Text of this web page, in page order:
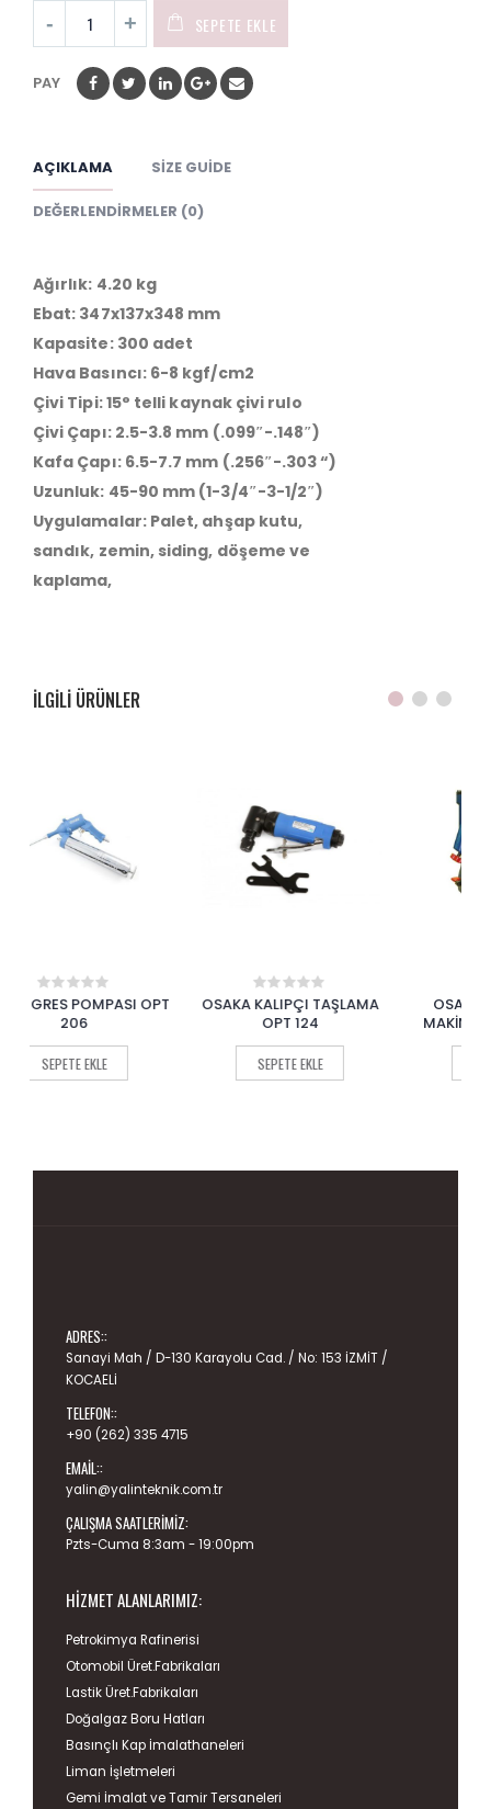
SEPETE EKLE
PAY
AÇIKLAMA SIZE GUIDE
DEĞERLENDIRMELER (0)
Ağırlık: 4.20 kg
Ebat: 347x137x348 mm
Kapasite: 300 adet
Hava Basıncı: 6-8 kgf/cm2
Çivi Tipi: 15° telli kaynak çivi rulo
Çivi Çapı: 2.5-3.8 mm (.099″-.148″)
Kafa Çapı: 6.5-7.7 mm (.256″-.303 “)
Uzunluk: 45-90 mm (1-3/4″-3-1/2″)
Uygulamalar: Palet, ahşap kutu,
sandık, zemin, siding, döşeme ve
kaplama,
ILGILI ÜRÜNLER
0
5
OSAKA KALIPÇI TAŞLAMA
SEPETE EKLE
0
out
5
OSAKA KOLİ KAPAMA
MAKİNASI OPT-P 85235
SEPETE EKLE
ADRES::
Sanayi Mah / D-130 Karayolu Cad. / No: 153 İZMİT /
KOCAELİ
TELEFON::
+90 (262) 335 4715
EMAIL::
yalin@yalinteknik.com.tr
ÇALIŞMA SAATLERIMIZ:
Pzts-Cuma 8:3am - 19:00pm
HIZMET ALANLARIMIZ:
Petrokimya Rafinerisi
Otomobil Üret.Fabrikaları
Lastik Üret.Fabrikaları
Doğalgaz Boru Hatları
Basınçlı Kap İmalathaneleri
Liman İşletmeleri
Gemi İmalat ve Tamir Tersaneleri